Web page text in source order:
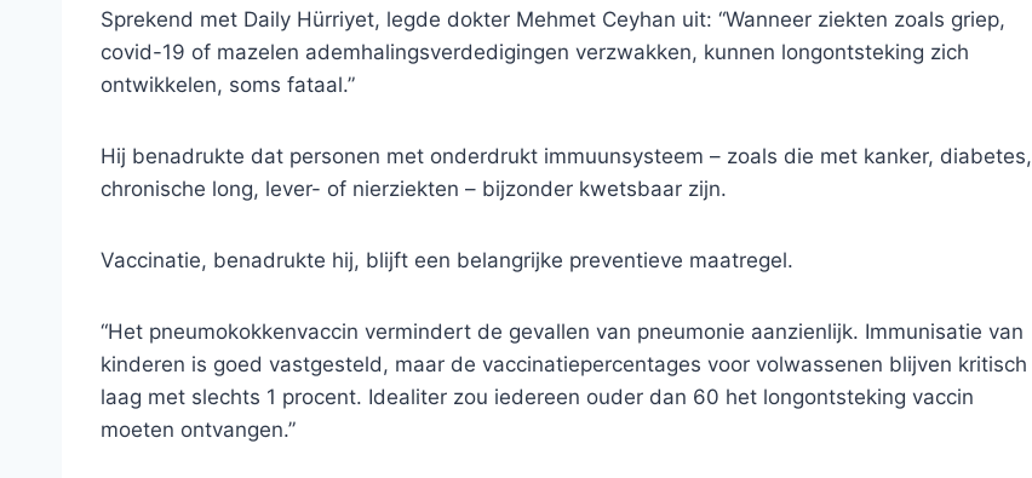
Sprekend met Daily Hürriyet, legde dokter Mehmet Ceyhan uit: “Wanneer ziekten zoals griep,
covid-19 of mazelen ademhalingsverdedigingen verzwakken, kunnen longontsteking zich
ontwikkelen, soms fataal.”
Hij benadrukte dat personen met onderdrukt immuunsysteem – zoals die met kanker, diabetes,
chronische long, lever- of nierziekten – bijzonder kwetsbaar zijn.
Vaccinatie, benadrukte hij, blijft een belangrijke preventieve maatregel.
“Het pneumokokkenvaccin vermindert de gevallen van pneumonie aanzienlijk. Immunisatie van
kinderen is goed vastgesteld, maar de vaccinatiepercentages voor volwassenen blijven kritisch
laag met slechts 1 procent. Idealiter zou iedereen ouder dan 60 het longontsteking vaccin
moeten ontvangen.”